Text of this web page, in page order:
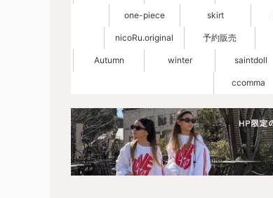
one-piece skirt
nicoRu.original 予約販売
Autumn winter saintdoll
ccomma